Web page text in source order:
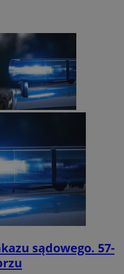
sądowego. 57-